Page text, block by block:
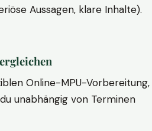
Aussagen, klare Inhalte).
Online-MPU-Vorbereitung,
unabhängig von Terminen